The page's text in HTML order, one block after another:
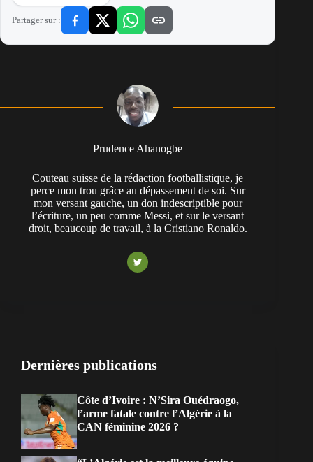
Partager sur :
Prudence Ahanogbe
Couteau suisse de la rédaction footballistique, je
perce mon trou grâce au dépassement de soi. Sur
mon versant gauche, un don indescriptible pour
l’écriture, un peu comme Messi, et sur le versant
droit, beaucoup de travail, à la Cristiano Ronaldo.
Dernières publications
Côte d’Ivoire : N’Sira Ouédraogo,
l’arme fatale contre l’Algérie à la
CAN féminine 2026 ?